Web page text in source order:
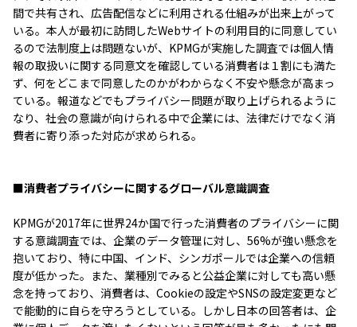
間で共有され、広告配信などに利用される仕組みが出来上がって
いる。本人が最初に訪問したWebサイトの利用目的に同意してい
るので法制度上は問題ないが、KPMGが実施した調査では個人情
報の取扱いに関する同意文を確認している消費者は１割にも満た
ず、何をどこまで同意したのかがわからなく不安や懸念が高まっ
ている。報道などでもプライバシー問題が取り上げられるように
なり、社会の意識が向けられる中で企業には、法律だけでなく消
費者に寄り添った対応が求められる。
■消費者プライバシーに関するグローバル意識調査
KPMGが2017年に世界24か国で行った消費者のプライバシーに関
する意識調査では、企業のデータ管理に対し、56%が強い懸念を
抱いており、特に中国、インド、シンガポールでは企業への信頼
度が低かった。また、業種別でみると公益企業に対しても高い懸
念を持っており、消費者は、Cookieの設定やSNSの設定変更など
で能動的に自らを守ろうとしている。しかし日本の回答者は、企